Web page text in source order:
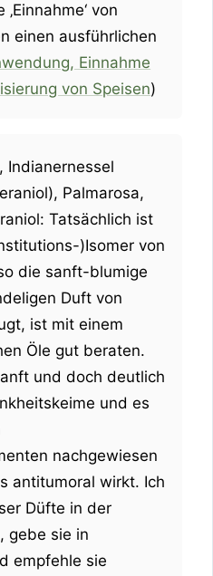
von
einen ausführlichen
Einnahme
von Speisen)
, Indianernessel
Palmarosa,
Tatsächlich ist
)Isomer von
die sanft-blumige
Duft von
ist mit einem
Öle gut beraten.
und doch deutlich
und es
nachgewiesen
antitumoral wirkt. Ich
Düfte in der
gebe sie in
empfehle sie